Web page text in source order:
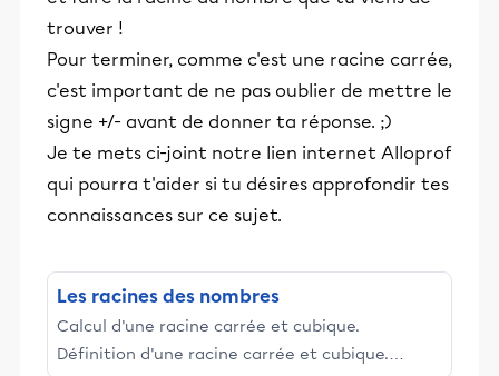
trouver !
Pour terminer, comme c'est une racine carrée,
c'est important de ne pas oublier de mettre le
signe +/- avant de donner ta réponse. ;)
Je te mets ci-joint notre lien internet Alloprof
qui pourra t'aider si tu désires approfondir tes
connaissances sur ce sujet.
Les racines des nombres
Calcul d'une racine carrée et cubique.
Définition d'une racine carrée et cubique.